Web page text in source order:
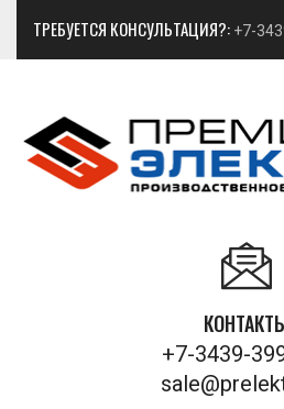
ТРЕБУЕТСЯ КОНСУЛЬТАЦИЯ?: +7-
+7-3439-